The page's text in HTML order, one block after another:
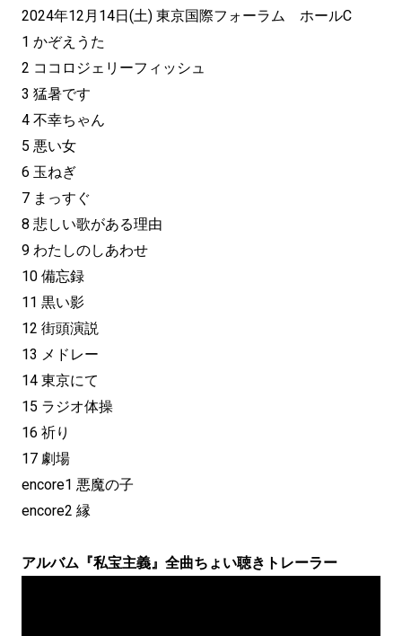
2024年12月14日(土) 東京国際フォーラム ホールC
1 かぞえうた
2 ココロジェリーフィッシュ
3 猛暑です
4 不幸ちゃん
5 悪い女
6 玉ねぎ
7 まっすぐ
8 悲しい歌がある理由
9 わたしのしあわせ
10 備忘録
11 黒い影
12 街頭演説
13 メドレー
14 東京にて
15 ラジオ体操
16 祈り
17 劇場
encore1 悪魔の子
encore2 縁
アルバム『私宝主義』全曲ちょい聴きトレーラー